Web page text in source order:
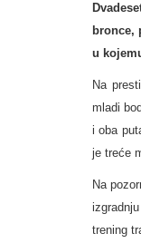
bronce,
u
Na
mladi
i oba
je treće
Na
trening